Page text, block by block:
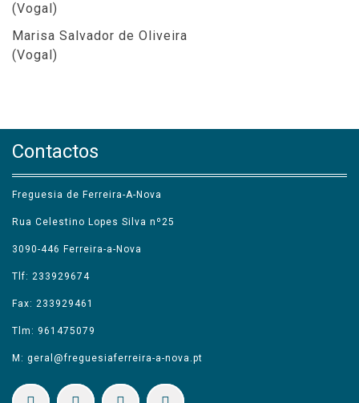
(Vogal)
Marisa Salvador de Oliveira
(Vogal)
Contactos
Freguesia de Ferreira-A-Nova
Rua Celestino Lopes Silva nº25
3090-446 Ferreira-a-Nova
Tlf: 233929674
Fax: 233929461
Tlm: 961475079
M: geral@freguesiaferreira-a-nova.pt